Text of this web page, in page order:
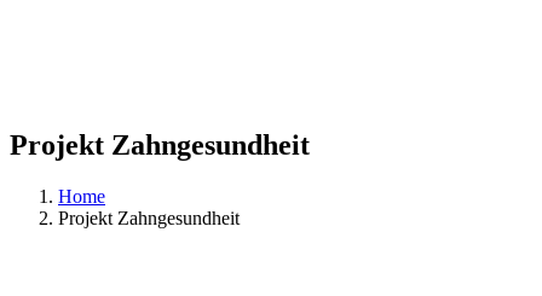
Projekt Zahngesundheit
Home
Projekt Zahngesundheit